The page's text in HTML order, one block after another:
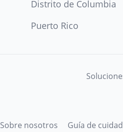
Distrito de Columbia
Puerto Rico
Sobre nosotros Guía de